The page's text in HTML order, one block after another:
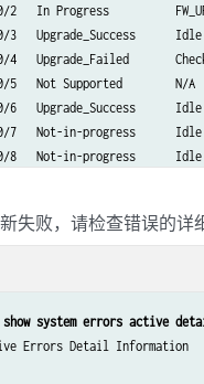
2   In Progress
3   Upgrade_Success
4   Upgrade_Failed
0/0/5   Not
0/0/6
7   Not-in-progress      Idle
8   Not-in-progress      Idle
11  Not-in-progress      Idle
失败，请检查错误的详
show system errors active
Errors Detail Information